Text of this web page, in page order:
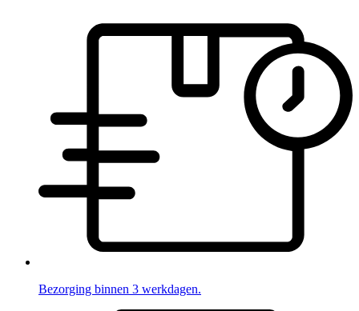
Bezorging binnen 3 werkdagen.